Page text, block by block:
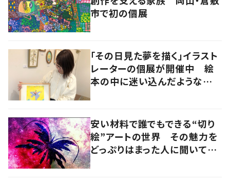
市で初の個展
「その日見た夢を描く」イラスト
レーターの個展が開催中 絵
本の中に迷い込んだような想
安い材料で誰でもできる“切り
絵”アートの世界 その魅力を
どっぷりはまった人に聞いてみ